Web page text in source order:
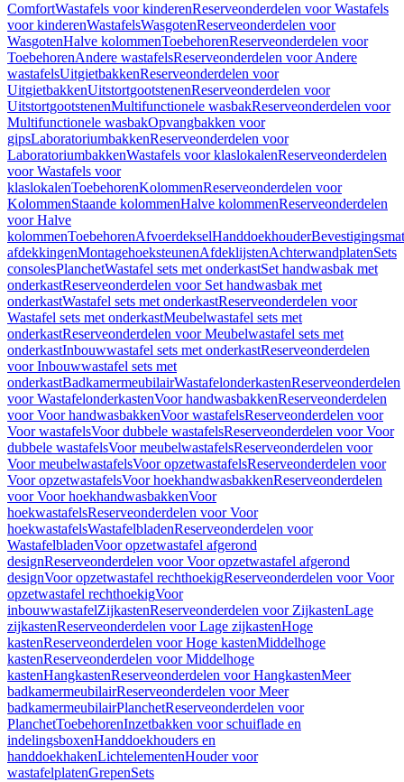
ComfortWastafels voor kinderenReserveonderdelen voor Wastafels
voor kinderenWastafelsWasgotenReserveonderdelen voor
WasgotenHalve kolommenToebehorenReserveonderdelen voor
ToebehorenAndere wastafelsReserveonderdelen voor Andere
wastafelsUitgietbakkenReserveonderdelen voor
UitgietbakkenUitstortgootstenenReserveonderdelen voor
UitstortgootstenenMultifunctionele wasbakReserveonderdelen voor
Multifunctionele wasbakOpvangbakken voor
gipsLaboratoriumbakkenReserveonderdelen voor
LaboratoriumbakkenWastafels voor klaslokalenReserveonderdelen
voor Wastafels voor
klaslokalenToebehorenKolommenReserveonderdelen voor
KolommenStaande kolommenHalve kolommenReserveonderdelen
voor Halve
kolommenToebehorenAfvoerdekselHanddoekhouder
afdekkingenMontagehoeksteunenAfdeklijstenAchterwandplatenSets
consolesPlanchetWastafel sets met onderkastSet handwasbak met
onderkastReserveonderdelen voor Set handwasbak met
onderkastWastafel sets met onderkastReserveonderdelen voor
Wastafel sets met onderkastMeubelwastafel sets met
onderkastReserveonderdelen voor Meubelwastafel sets met
onderkastInbouwwastafel sets met onderkastReserveonderdelen
voor Inbouwwastafel sets met
onderkastBadkamermeubilairWastafelonderkastenReserveonderdelen
voor WastafelonderkastenVoor handwasbakkenReserveonderdelen
voor Voor handwasbakkenVoor wastafelsReserveonderdelen voor
Voor wastafelsVoor dubbele wastafelsReserveonderdelen voor Voor
dubbele wastafelsVoor meubelwastafelsReserveonderdelen voor
Voor meubelwastafelsVoor opzetwastafelsReserveonderdelen voor
Voor opzetwastafelsVoor hoekhandwasbakkenReserveonderdelen
voor Voor hoekhandwasbakkenVoor
hoekwastafelsReserveonderdelen voor Voor
hoekwastafelsWastafelbladenReserveonderdelen voor
WastafelbladenVoor opzetwastafel afgerond
designReserveonderdelen voor Voor opzetwastafel afgerond
designVoor opzetwastafel rechthoekigReserveonderdelen voor Voor
opzetwastafel rechthoekigVoor
inbouwwastafelZijkastenReserveonderdelen voor ZijkastenLage
zijkastenReserveonderdelen voor Lage zijkastenHoge
kastenReserveonderdelen voor Hoge kastenMiddelhoge
kastenReserveonderdelen voor Middelhoge
kastenHangkastenReserveonderdelen voor HangkastenMeer
badkamermeubilairReserveonderdelen voor Meer
badkamermeubilairPlanchetReserveonderdelen voor
PlanchetToebehorenInzetbakken voor schuiflade en
indelingsboxenHanddoekhouders en
handdoekhakenLichtelementenHouder voor
wastafelplatenGrepenSets